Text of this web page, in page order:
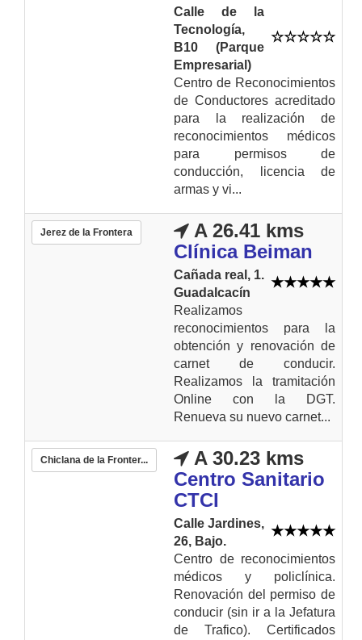
Calle de la
Tecnología,
B10 (Parque
Empresarial)
Centro de Reconocimientos
de Conductores acreditado
para la realización de
reconocimientos médicos
para permisos de
conducción, licencia de
armas y vi...
Jerez de la Frontera
A 26.41 kms
Clínica Beiman
Cañada real, 1.
Guadalcacín
Realizamos
reconocimientos para la
obtención y renovación de
carnet de conducir.
Realizamos la tramitación
Online con la DGT.
Renueva su nuevo carnet...
Chiclana de la Fronter...
A 30.23 kms
Centro Sanitario
CTCI
Calle Jardines,
26, Bajo.
Centro de reconocimientos
médicos y policlínica.
Renovación del permiso de
conducir (sin ir a la Jefatura
de Trafico). Certificados